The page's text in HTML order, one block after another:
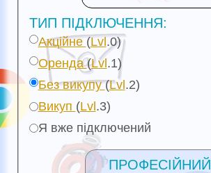
ТИП ПІДКЛЮЧЕННЯ:
Акційне (Lvl.0)
Оренда(Lvl.1)
Без викупу(Lvl.2)
Викуп (Lvl.3)
Я вже підключений
ПРОФЕСІЙНИЙ